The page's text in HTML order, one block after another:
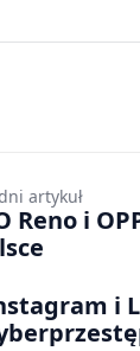
artykuł
Reno i
i